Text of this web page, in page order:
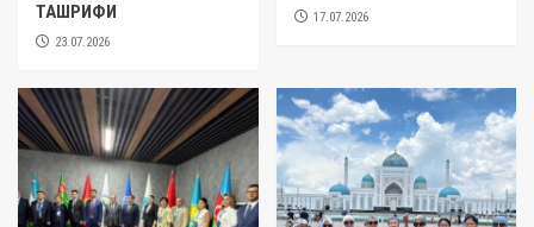
ТАШРИФИ
23.07.2026
17.07.2026